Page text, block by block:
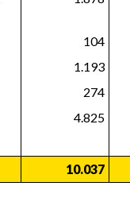
104
1.193
274
4.825
10.037